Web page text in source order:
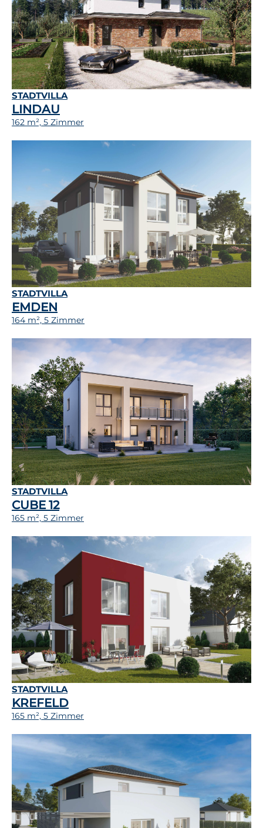
STADTVILLA
LINDAU
162 m², 5 Zimmer
STADTVILLA
EMDEN
164 m², 5 Zimmer
STADTVILLA
CUBE 12
165 m², 5 Zimmer
STADTVILLA
KREFELD
165 m², 5 Zimmer